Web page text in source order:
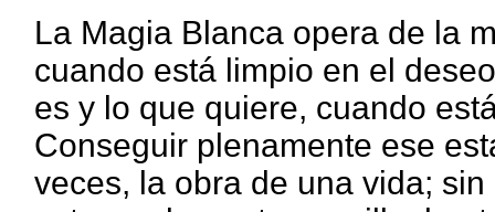
La Magia Blanca opera de la
cuando está limpio en el
es y lo que quiere, cuando
Conseguir plenamente ese
veces, la obra de una vida;